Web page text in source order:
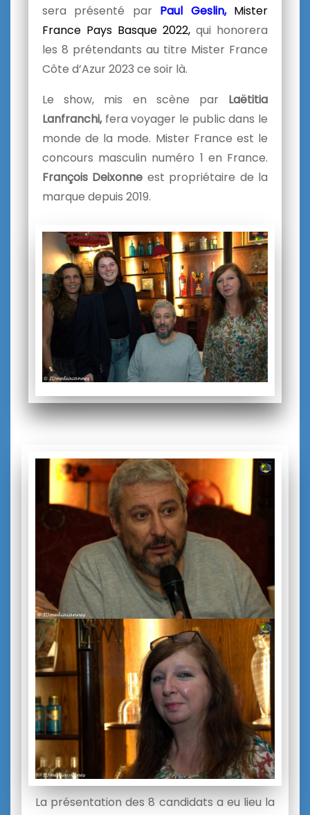
sera présenté par Paul Geslin, Mister
France Pays Basque 2022, qui honorera
les 8 prétendants au titre Mister France
Côte d’Azur 2023 ce soir là.
Le show, mis en scène par Laëtitia
Lanfranchi,fera voyager le public dans le
monde de la mode. Mister France est le
concours masculin numéro 1 en France.
François Deixonne est propriétaire de la
marque depuis 2019.
La présentation des 8 candidats a eu lieu la